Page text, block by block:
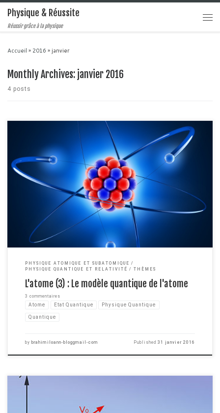
Physique & Réussite
Réussir grâce à la physique
Accueil » 2016 » janvier
Monthly Archives: janvier 2016
4 posts
Aujourd'hui nous allons aborder des notions un peu plus complexes que
d'habitude. Effectivement, le modèle quantique de l'atome requiert
quelques bases en mécanique quantique afin de comprendre les
phénomènes qui entrent en jeu dans sa structure. Pour le plaisir et pour les
plus avertis, je vais vous balancer quelques équations […]
PHYSIQUE ATOMIQUE ET SUBATOMIQUE
PHYSIQUE QUANTIQUE ET RELATIVITÉ
THÈMES
L'atome (3) : Le modèle quantique de l'atome
3 commentaires
Atome Etat Quantique Physique Quantique
Quantique
by brahimiloann-bloggmail-com Published31 janvier 2016